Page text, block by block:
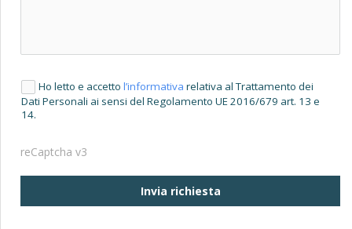
Ho letto e accettol’informativa relativa al Trattamento dei
Dati Personali ai sensi del Regolamento UE 2016/679 art. 13 e
14.
reCaptcha v3
Invia richiesta